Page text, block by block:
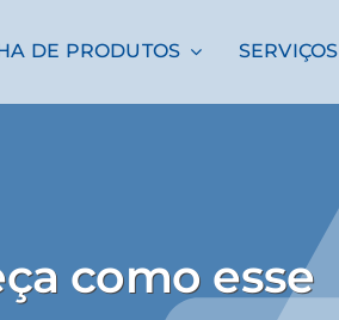
DE PRODUTOS SERVIÇOS
como esse